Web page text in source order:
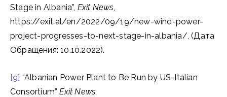
Stage in Albania”, Exit News,
https://exit.al/en/2022/09/19/new-wind-power-
project-progresses-to-next-stage-in-albania/, (Дата
Обращения: 10.10.2022).
[9] “Albanian Power Plant to Be Run by US-Italian
Consortium”Exit News,